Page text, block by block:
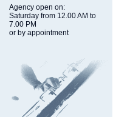
Agency open on:
Saturday from 12.00 AM to
7.00 PM
or by appointment